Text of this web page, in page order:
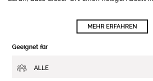
MEHR ERFAHREN
Geeignet für
ALLE